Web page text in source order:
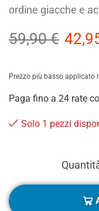
ordine giacche e
59,90€
Prezzo più basso applicato
Paga fino a 24 rate
Solo 1 pezzi